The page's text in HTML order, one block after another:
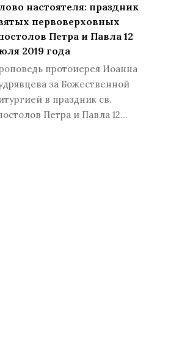
настоятеля: праздник
первоверховных
Петра и Павла 12
2019 года
протоиерея Иоанна
за Божественной
в праздник св.
Петра и Павла 12…